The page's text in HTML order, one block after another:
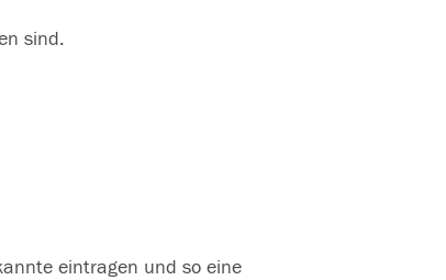
sind.
eintragen und so eine